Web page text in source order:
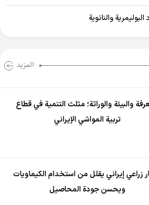
والنانوية
المزید
والبيئة والوراثة؛ مثلث التنمية في قطاع
تربية المواشي الإيراني
زراعي إيراني يقلل من استخدام الكيماويات
ويحسن جودة المحاصيل